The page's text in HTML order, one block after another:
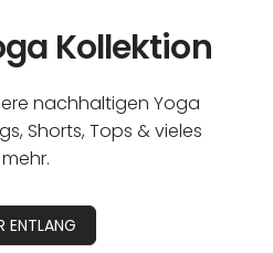
Kollektion
nachhaltigen Yoga
Shorts, Tops & vieles
mehr.
ENTLANG